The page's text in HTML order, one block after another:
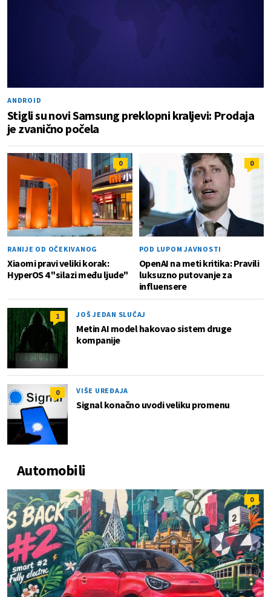
ANDROID
Stigli su novi Samsung preklopni kraljevi: Prodaja
je zvanično počela
0
RANIJE OD OČEKIVANOG
Xiaomi pravi veliki korak:
HyperOS 4 "silazi među ljude"
0
POD LUPOM JAVNOSTI
OpenAI na meti kritika: Pravili
luksuzno putovanje za
influensere
1 JOŠ JEDAN SLUČAJ
Metin AI model hakovao sistem druge
kompanije
0 VIŠE UREĐAJA
Signal konačno uvodi veliku promenu
Automobili
0